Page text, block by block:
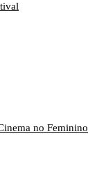
no Feminino